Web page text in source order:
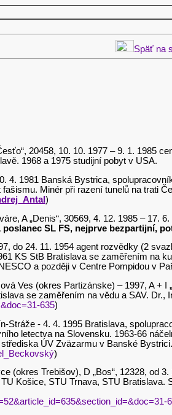
Späť na
20458, 10. 10. 1977 – 9. 1. 1985
1968 a 1975
4. 1981 Banská Bystrica,
Minér při razení tunelů na trati
)
A „Denis“, 30569, 4. 12. 1985 –
poslanec SL FS, nejprve bezpartijní,
do 24. 11. 1954 agent rozvědky (2
KS StB Bratislava se zaměřením na
a později v Centre Pompidou v
Ves (okres Partizánske) – 1997, A + I
se zaměřením na vědu a SAV.
635)
Stráže - 4. 4. 1995 Bratislava,
letectva na Slovensku. 1963-66
ÚV Zväzarmu v Banské
)
(okres Trebišov), D „Bos“, 12328, od
– TU Košice, STU Trnava, STU